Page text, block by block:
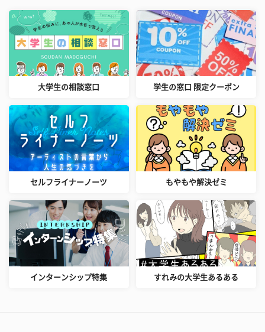
大学生の相談窓口 学生の窓口 限定クーポン
セルフライナーノーツ もやもや解決ゼミ
インターンシップ特集 すれみの大学生あるある